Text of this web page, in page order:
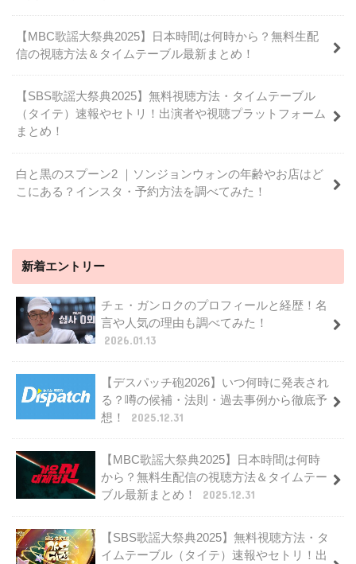
【MBC歌謡大祭典2025】日本時間は何時から？無料生配
信の視聴方法＆タイムテーブル最新まとめ！
【SBS歌謡大祭典2025】無料視聴方法・タイムテーブル
（タイテ）速報やセトリ！出演者や視聴プラットフォーム
まとめ！
白と黒のスプーン2 ｜ソンジョンウォンの年齢やお店はど
こにある？インスタ・予約方法を調べてみた！
新着エントリー
チェ・ガンロクのプロフィールと経歴！名
言や人気の理由も調べてみた！
2026.01.13
【デスパッチ砲2026】いつ何時に発表され
る？噂の候補・法則・過去事例から徹底予
想！
2025.12.31
【MBC歌謡大祭典2025】日本時間は何時
から？無料生配信の視聴方法＆タイムテー
ブル最新まとめ！
2025.12.31
【SBS歌謡大祭典2025】無料視聴方法・タ
イムテーブル（タイテ）速報やセトリ！出